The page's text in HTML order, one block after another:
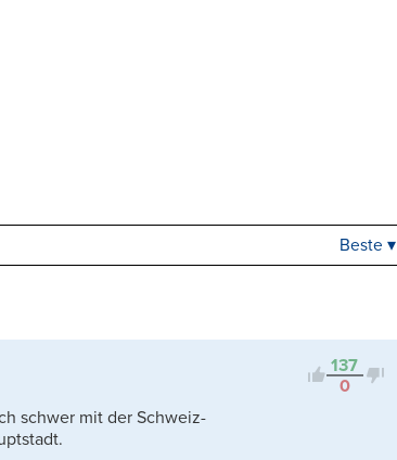
Kontrovers
Beste ▾
137
0
schwer mit der Schweiz-